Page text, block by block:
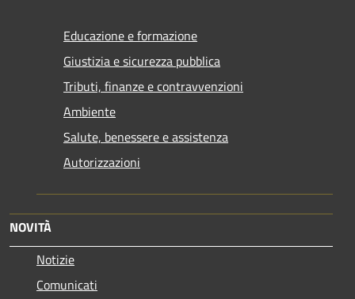
Educazione e formazione
Giustizia e sicurezza pubblica
Tributi, finanze e contravvenzioni
Ambiente
Salute, benessere e assistenza
Autorizzazioni
NOVITÀ
Notizie
Comunicati